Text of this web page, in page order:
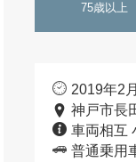
75歳以上
2019年2
神戸市長
車両相互
普通乗用